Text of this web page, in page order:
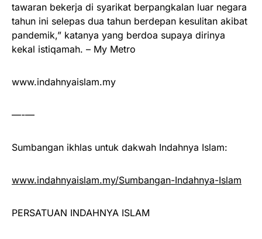
tawaran bekerja di syarikat berpangkalan luar negara
tahun ini selepas dua tahun berdepan kesulitan akibat
pandemik,” katanya yang berdoa supaya dirinya
kekal istiqamah. – My Metro
www.indahnyaislam.my
—-—
Sumbangan ikhlas untuk dakwah Indahnya Islam:
www.indahnyaislam.my/Sumbangan-Indahnya-Islam
PERSATUAN INDAHNYA ISLAM